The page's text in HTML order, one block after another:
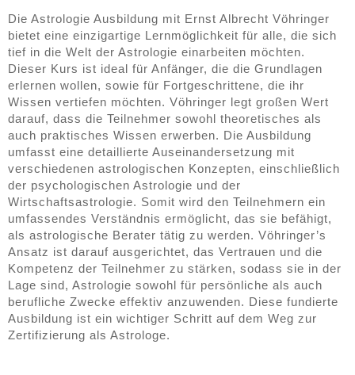
Die Astrologie Ausbildung mit Ernst Albrecht Vöhringer
bietet eine einzigartige Lernmöglichkeit für alle, die sich
tief in die Welt der Astrologie einarbeiten möchten.
Dieser Kurs ist ideal für Anfänger, die die Grundlagen
erlernen wollen, sowie für Fortgeschrittene, die ihr
Wissen vertiefen möchten. Vöhringer legt großen Wert
darauf, dass die Teilnehmer sowohl theoretisches als
auch praktisches Wissen erwerben. Die Ausbildung
umfasst eine detaillierte Auseinandersetzung mit
verschiedenen astrologischen Konzepten, einschließlich
der psychologischen Astrologie und der
Wirtschaftsastrologie. Somit wird den Teilnehmern ein
umfassendes Verständnis ermöglicht, das sie befähigt,
als astrologische Berater tätig zu werden. Vöhringer’s
Ansatz ist darauf ausgerichtet, das Vertrauen und die
Kompetenz der Teilnehmer zu stärken, sodass sie in der
Lage sind, Astrologie sowohl für persönliche als auch
berufliche Zwecke effektiv anzuwenden. Diese fundierte
Ausbildung ist ein wichtiger Schritt auf dem Weg zur
Zertifizierung als Astrologe.